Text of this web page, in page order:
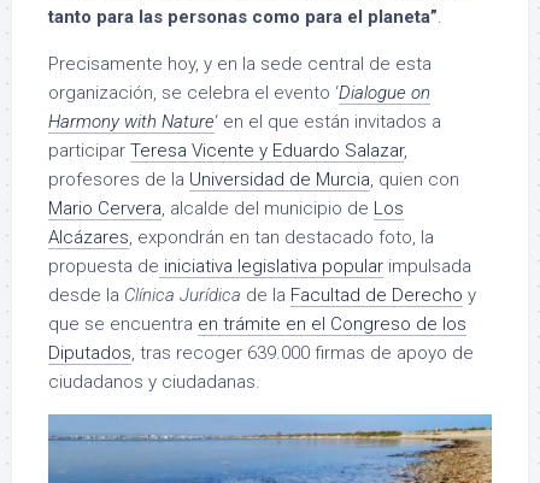
tanto para las personas como para el planeta”.
Precisamente hoy, y en la sede central de esta
organización, se celebra el evento ‘Dialogue on
Harmony with Nature‘ en el que están invitados a
participar Teresa Vicente y Eduardo Salazar,
profesores de la Universidad de Murcia, quien con
Mario Cervera, alcalde del municipio de Los
Alcázares, expondrán en tan destacado foto, la
propuesta de iniciativa legislativa popular impulsada
desde la Clínica Jurídica de la Facultad de Derecho y
que se encuentra en trámite en el Congreso de los
Diputados, tras recoger 639.000 firmas de apoyo de
ciudadanos y ciudadanas.